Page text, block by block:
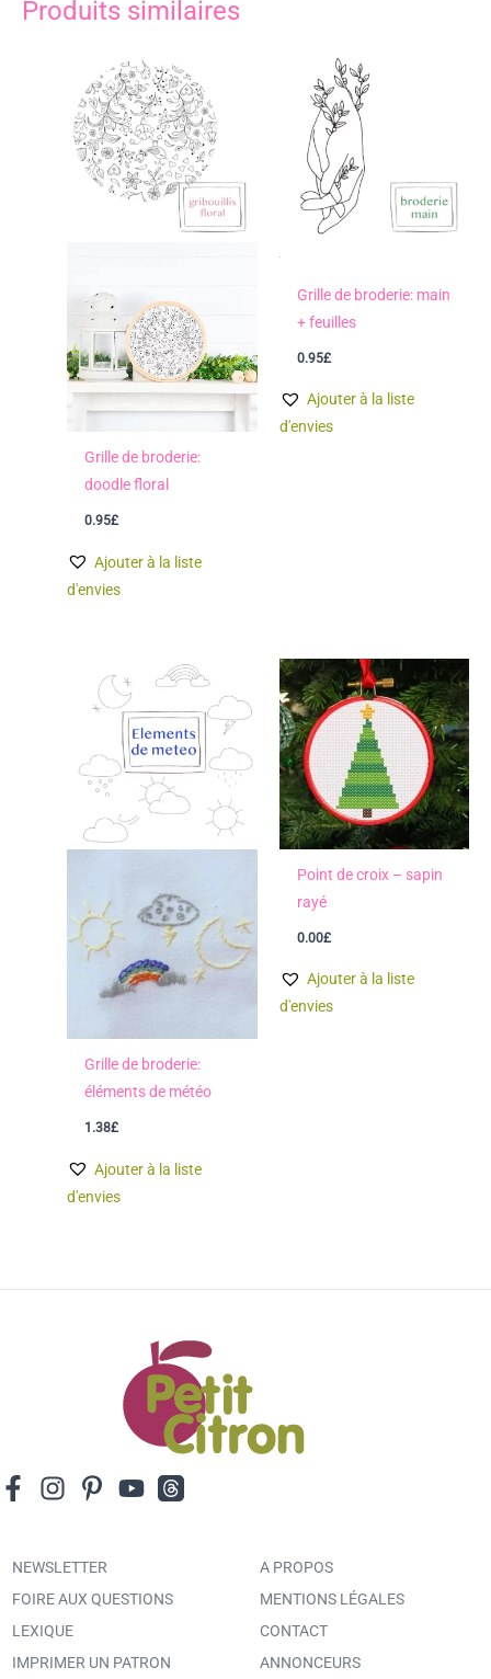
Produits similaires
Grille de broderie:
doodle floral
0.95£
Ajouter à la liste
d'envies
Grille de broderie: main
+ feuilles
0.95£
Ajouter à la liste
d'envies
Grille de broderie:
éléments de météo
1.38£
Ajouter à la liste
d'envies
Point de croix – sapin
rayé
0.00£
Ajouter à la liste
d'envies
NEWSLETTER
FOIRE AUX QUESTIONS
LEXIQUE
IMPRIMER UN PATRON
A PROPOS
MENTIONS LÉGALES
CONTACT
ANNONCEURS